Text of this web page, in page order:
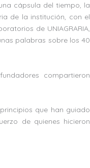
cápsula del tiempo, la
de la institución, con el
de UNIAGRARIA,
palabras sobre los 40
compartieron
que han guiado
de quienes hicieron